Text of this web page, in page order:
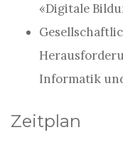
«Digitale
Informatik
Zeitplan